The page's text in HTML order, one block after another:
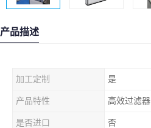
产品描述
加工定制 是
产品特性 高效过滤器
是否进口 否